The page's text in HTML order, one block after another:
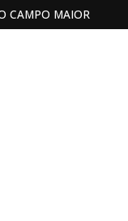
CAMPO MAIOR